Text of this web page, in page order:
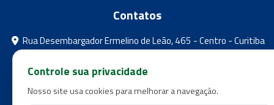
Contatos
Rua Desembargador Ermelino de Leão, 465 - Centro - Curitiba
- Paraná
feebpr@gmail.com
(41) 3224-5573
Controle sua privacidade
Nosso site usa cookies para melhorar a navegação.